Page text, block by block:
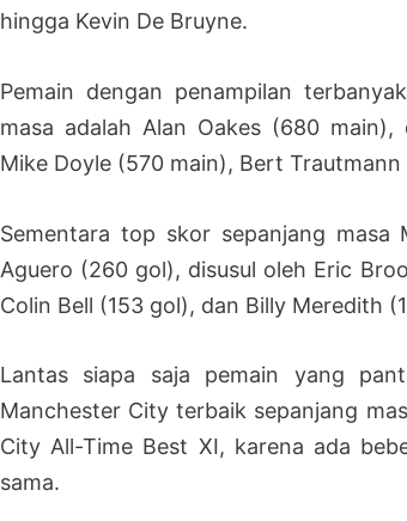
hingga Kevin De Bruyne.
Pemain dengan penampilan
masa adalah Alan Oakes (680
Mike Doyle (570 main), Bert
Sementara top skor sepanjang masa
Aguero (260 gol), disusul oleh Eric
Colin Bell (153 gol), dan Billy Meredith
Lantas siapa saja pemain yang
Manchester City terbaik sepanjang
City All-Time Best XI, karena ada
sama.